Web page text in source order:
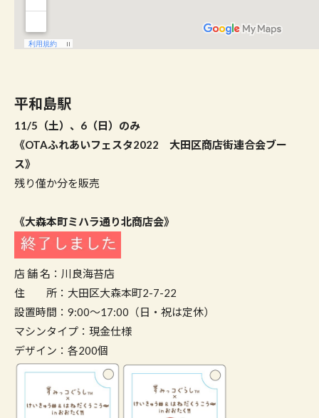
平和島駅
11/5（土）、6（日）のみ
《OTAふれあいフェスタ2022 大田区商店街連合会ブー
ス》
残り僅か分を販売
《大森本町ミハラ通り北商店会》
店 舗 名：川良海苔店
住 所：大田区大森本町2-7-22
設置時間：9:00～17:00（日・祝は定休）
マシンタイプ：現金仕様
デザイン：各200個